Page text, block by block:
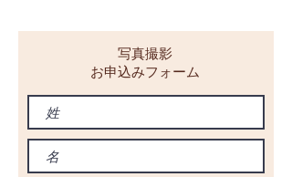
写真撮影
お申込みフォーム